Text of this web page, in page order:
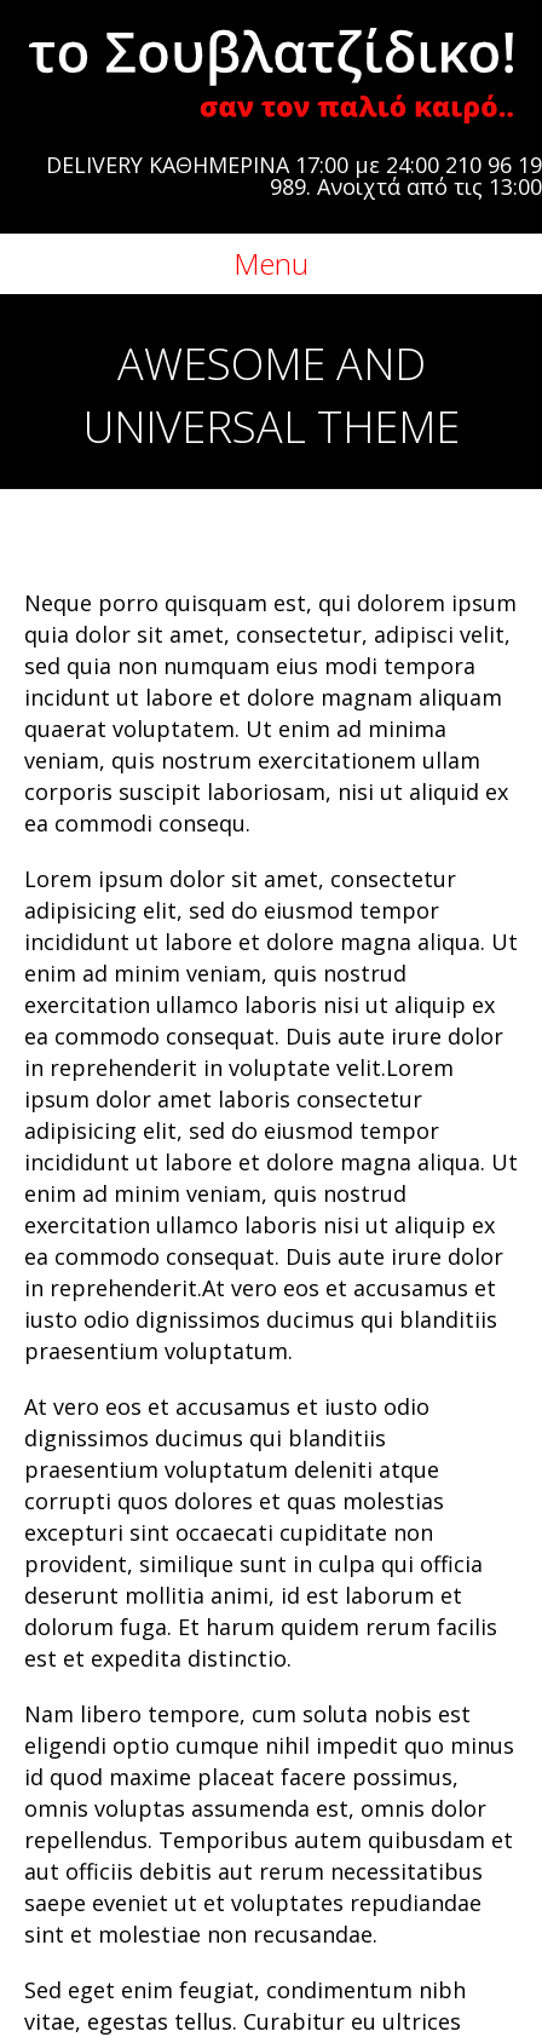
DELIVERY ΚΑΘΗΜΕΡΙΝΑ 17:00 με 24:00 210 96 19
989. Ανοιχτά από τις 13:00
Menu
AWESOME AND
UNIVERSAL THEME
Neque porro quisquam est, qui dolorem ipsum
quia dolor sit amet, consectetur, adipisci velit,
sed quia non numquam eius modi tempora
incidunt ut labore et dolore magnam aliquam
quaerat voluptatem. Ut enim ad minima
veniam, quis nostrum exercitationem ullam
corporis suscipit laboriosam, nisi ut aliquid ex
ea commodi consequ.
Lorem ipsum dolor sit amet, consectetur
adipisicing elit, sed do eiusmod tempor
incididunt ut labore et dolore magna aliqua. Ut
enim ad minim veniam, quis nostrud
exercitation ullamco laboris nisi ut aliquip ex
ea commodo consequat. Duis aute irure dolor
in reprehenderit in voluptate velit.Lorem
ipsum dolor amet laboris consectetur
adipisicing elit, sed do eiusmod tempor
incididunt ut labore et dolore magna aliqua. Ut
enim ad minim veniam, quis nostrud
exercitation ullamco laboris nisi ut aliquip ex
ea commodo consequat. Duis aute irure dolor
in reprehenderit.At vero eos et accusamus et
iusto odio dignissimos ducimus qui blanditiis
praesentium voluptatum.
At vero eos et accusamus et iusto odio
dignissimos ducimus qui blanditiis
praesentium voluptatum deleniti atque
corrupti quos dolores et quas molestias
excepturi sint occaecati cupiditate non
provident, similique sunt in culpa qui officia
deserunt mollitia animi, id est laborum et
dolorum fuga. Et harum quidem rerum facilis
est et expedita distinctio.
Nam libero tempore, cum soluta nobis est
eligendi optio cumque nihil impedit quo minus
id quod maxime placeat facere possimus,
omnis voluptas assumenda est, omnis dolor
repellendus. Temporibus autem quibusdam et
aut officiis debitis aut rerum necessitatibus
saepe eveniet ut et voluptates repudiandae
sint et molestiae non recusandae.
Sed eget enim feugiat, condimentum nibh
vitae, egestas tellus. Curabitur eu ultrices